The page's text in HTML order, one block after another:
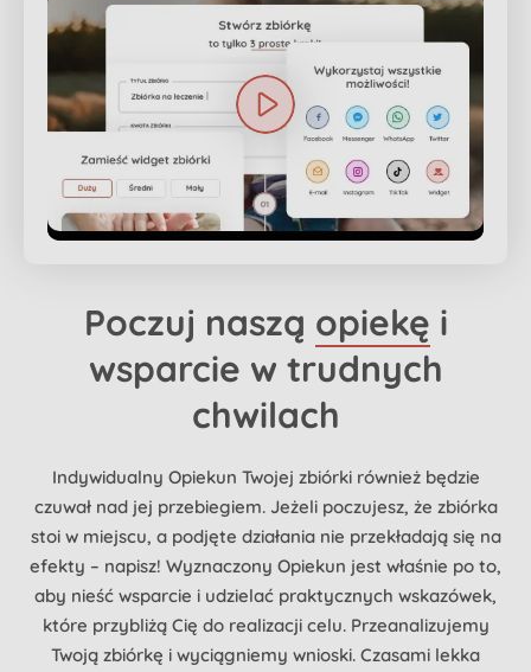
Poczuj naszą opiekę i
wsparcie w trudnych
chwilach
Indywidualny Opiekun Twojej zbiórki również będzie
czuwał nad jej przebiegiem. Jeżeli poczujesz, że zbiórka
stoi w miejscu, a podjęte działania nie przekładają się na
efekty – napisz! Wyznaczony Opiekun jest właśnie po to,
aby nieść wsparcie i udzielać praktycznych wskazówek,
które przybliżą Cię do realizacji celu. Przeanalizujemy
Twoją zbiórkę i wyciągniemy wnioski. Czasami lekka